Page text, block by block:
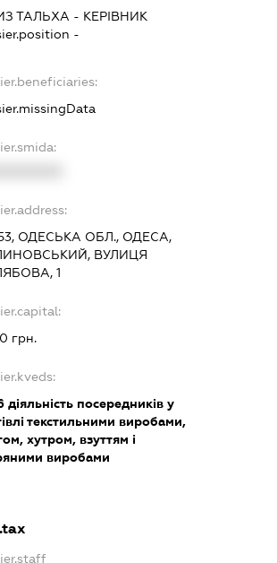
ТАЛЬХА - КЕРІВНИК
-
ОДЕСЬКА ОБЛ., ОДЕСА,
ВУЛИЦЯ
1
грн.
діяльність посередників у
текстильними виробами,
хутром, взуттям і
виробами